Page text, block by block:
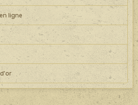
ligne